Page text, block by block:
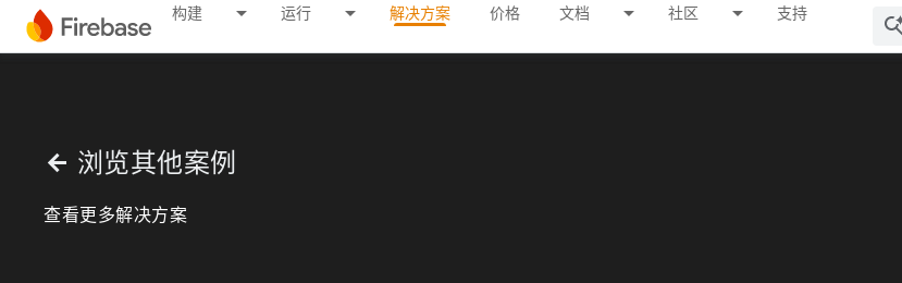
构建 运行 解决方案 价格 文档 社区 支持
arrow_back 浏览其他案例
查看更多解决方案